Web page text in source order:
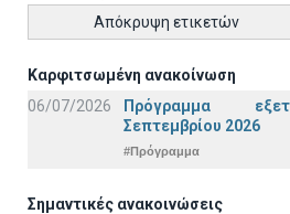
Απόκρυψη ετικετών
Καρφιτσωμένη ανακοίνωση
06/07/2026
Πρόγραμμα
Σεπτεμβρίου 2026
#Πρόγραμμα
Σημαντικές ανακοινώσεις